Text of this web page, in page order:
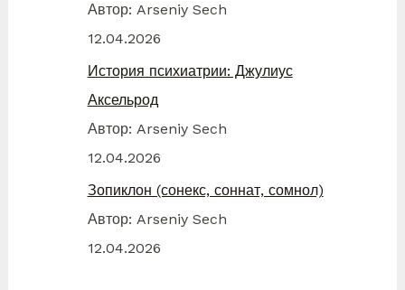
Автор: Arseniy Sech
12.04.2026
История психиатрии: Джулиус
Аксельрод
Автор: Arseniy Sech
12.04.2026
Зопиклон (сонекс, соннат, сомнол)
Автор: Arseniy Sech
12.04.2026